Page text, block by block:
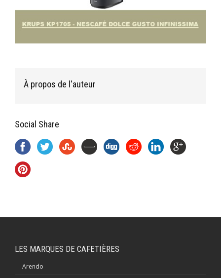
À propos de l'auteur
Social Share
LES MARQUES DE CAFETIÈRES
Arendo